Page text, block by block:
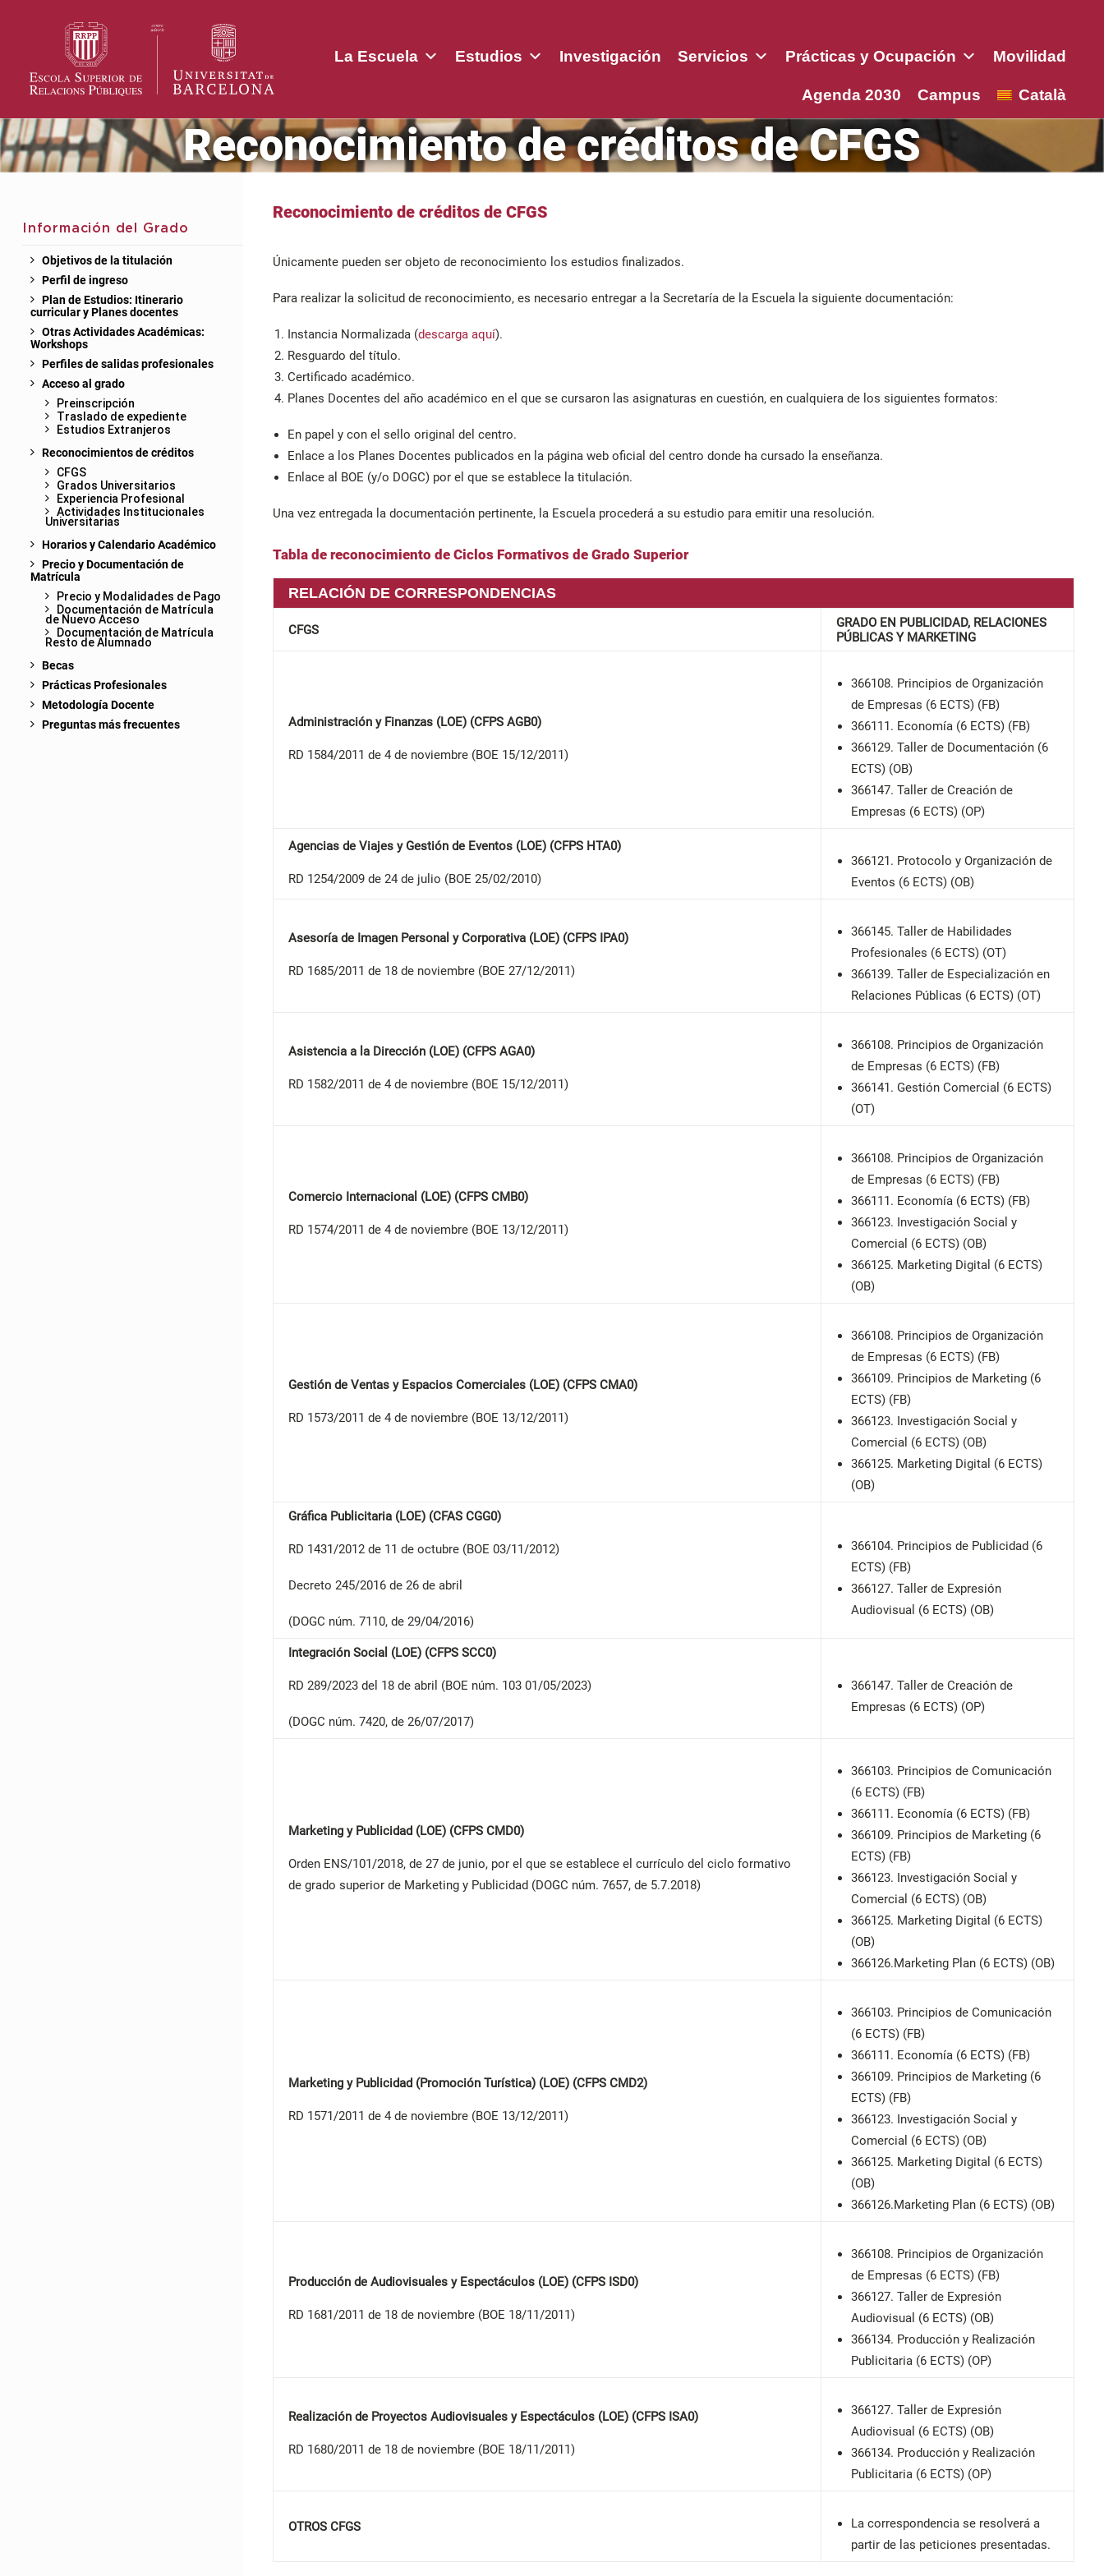
La Escuela Estudios Investigación Servicios Prácticas y Ocupación Movilidad
Agenda 2030 Campus Català
Reconocimiento de créditos de CFGS
Información del Grado
Objetivos de la titulación
Perfil de ingreso
Plan de Estudios: Itinerario
curricular y Planes docentes
Otras Actividades Académicas:
Workshops
Perfiles de salidas profesionales
Acceso al grado
Preinscripción
Traslado de expediente
Estudios Extranjeros
Reconocimientos de créditos
CFGS
Grados Universitarios
Experiencia Profesional
Actividades Institucionales
Universitarias
Horarios y Calendario Académico
Precio y Documentación de
Matrícula
Precio y Modalidades de Pago
Documentación de Matrícula
de Nuevo Acceso
Documentación de Matrícula
Resto de Alumnado
Becas
Prácticas Profesionales
Metodología Docente
Preguntas más frecuentes
Reconocimiento de créditos de CFGS
Únicamente pueden ser objeto de reconocimiento los estudios finalizados.
Para realizar la solicitud de reconocimiento, es necesario entregar a la Secretaría de la Escuela la siguiente documentación:
Instancia Normalizada (descarga aquí).
Resguardo del título.
Certificado académico.
Planes Docentes del año académico en el que se cursaron las asignaturas en cuestión, en cualquiera de los siguientes formatos:
En papel y con el sello original del centro.
Enlace a los Planes Docentes publicados en la página web oficial del centro donde ha cursado la enseñanza.
Enlace al BOE (y/o DOGC) por el que se establece la titulación.
Una vez entregada la documentación pertinente, la Escuela procederá a su estudio para emitir una resolución.
Tabla de reconocimiento de Ciclos Formativos de Grado Superior
RELACIÓN DE CORRESPONDENCIAS
CFGS
GRADO EN PUBLICIDAD, RELACIONES
PÚBLICAS Y MARKETING
Administración y Finanzas (LOE) (CFPS AGB0)
RD 1584/2011 de 4 de noviembre (BOE 15/12/2011)
366108. Principios de Organización
de Empresas (6 ECTS) (FB)
366111. Economía (6 ECTS) (FB)
366129. Taller de Documentación (6
ECTS) (OB)
366147. Taller de Creación de
Empresas (6 ECTS) (OP)
Agencias de Viajes y Gestión de Eventos (LOE) (CFPS HTA0)
RD 1254/2009 de 24 de julio (BOE 25/02/2010)
366121. Protocolo y Organización de
Eventos (6 ECTS) (OB)
Asesoría de Imagen Personal y Corporativa (LOE) (CFPS IPA0)
RD 1685/2011 de 18 de noviembre (BOE 27/12/2011)
366145. Taller de Habilidades
Profesionales (6 ECTS) (OT)
366139. Taller de Especialización en
Relaciones Públicas (6 ECTS) (OT)
Asistencia a la Dirección (LOE) (CFPS AGA0)
RD 1582/2011 de 4 de noviembre (BOE 15/12/2011)
366108. Principios de Organización
de Empresas (6 ECTS) (FB)
366141. Gestión Comercial (6 ECTS)
(OT)
Comercio Internacional (LOE) (CFPS CMB0)
RD 1574/2011 de 4 de noviembre (BOE 13/12/2011)
366108. Principios de Organización
de Empresas (6 ECTS) (FB)
366111. Economía (6 ECTS) (FB)
366123. Investigación Social y
Comercial (6 ECTS) (OB)
366125. Marketing Digital (6 ECTS)
(OB)
Gestión de Ventas y Espacios Comerciales (LOE) (CFPS CMA0)
RD 1573/2011 de 4 de noviembre (BOE 13/12/2011)
366108. Principios de Organización
de Empresas (6 ECTS) (FB)
366109. Principios de Marketing (6
ECTS) (FB)
366123. Investigación Social y
Comercial (6 ECTS) (OB)
366125. Marketing Digital (6 ECTS)
(OB)
Gráfica Publicitaria (LOE) (CFAS CGG0)
RD 1431/2012 de 11 de octubre (BOE 03/11/2012)
Decreto 245/2016 de 26 de abril
(DOGC núm. 7110, de 29/04/2016)
366104. Principios de Publicidad (6
ECTS) (FB)
366127. Taller de Expresión
Audiovisual (6 ECTS) (OB)
Integración Social (LOE) (CFPS SCC0)
RD 289/2023 del 18 de abril (BOE núm. 103 01/05/2023)
(DOGC núm. 7420, de 26/07/2017)
366147. Taller de Creación de
Empresas (6 ECTS) (OP)
Marketing y Publicidad (LOE) (CFPS CMD0)
Orden ENS/101/2018, de 27 de junio, por el que se establece el currículo del ciclo formativo
de grado superior de Marketing y Publicidad (DOGC núm. 7657, de 5.7.2018)
366103. Principios de Comunicación
(6 ECTS) (FB)
366111. Economía (6 ECTS) (FB)
366109. Principios de Marketing (6
ECTS) (FB)
366123. Investigación Social y
Comercial (6 ECTS) (OB)
366125. Marketing Digital (6 ECTS)
(OB)
366126.Marketing Plan (6 ECTS) (OB)
Marketing y Publicidad (Promoción Turística) (LOE) (CFPS CMD2)
RD 1571/2011 de 4 de noviembre (BOE 13/12/2011)
366103. Principios de Comunicación
(6 ECTS) (FB)
366111. Economía (6 ECTS) (FB)
366109. Principios de Marketing (6
ECTS) (FB)
366123. Investigación Social y
Comercial (6 ECTS) (OB)
366125. Marketing Digital (6 ECTS)
(OB)
366126.Marketing Plan (6 ECTS) (OB)
Producción de Audiovisuales y Espectáculos (LOE) (CFPS ISD0)
RD 1681/2011 de 18 de noviembre (BOE 18/11/2011)
366108. Principios de Organización
de Empresas (6 ECTS) (FB)
366127. Taller de Expresión
Audiovisual (6 ECTS) (OB)
366134. Producción y Realización
Publicitaria (6 ECTS) (OP)
Realización de Proyectos Audiovisuales y Espectáculos (LOE) (CFPS ISA0)
RD 1680/2011 de 18 de noviembre (BOE 18/11/2011)
366127. Taller de Expresión
Audiovisual (6 ECTS) (OB)
366134. Producción y Realización
Publicitaria (6 ECTS) (OP)
OTROS CFGS
La correspondencia se resolverá a
partir de las peticiones presentadas.